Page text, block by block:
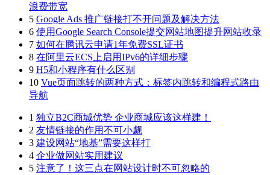
浪费带宽
5 Google Ads 推广链接打不开问题及解决方法
6 使用Google Search Console提交网站地图提升网站收录
7 如何在腾讯云申请1年免费SSL证书
8 在阿里云ECS上启用IPv6的详细步骤
9 H5和小程序有什么区别
10 Vue页面跳转的两种方式：标签内跳转和编程式路由
导航
1 独立B2C商城优势 企业商城应该这样建！
2 友情链接的作用不可小觑
3 建设网站“地基”需要这样打
4 企业做网站实用建议
5 注意了！这三点在网站设计时不可忽略的